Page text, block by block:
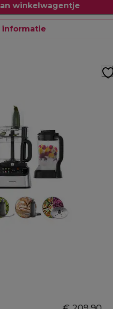
winkelwagentje
informatie